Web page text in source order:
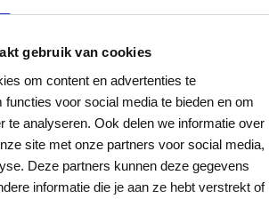
gebruik van cookies
om content en advertenties te
functies voor social media te bieden en om
te analyseren. Ook delen we informatie over
site met onze partners voor social media,
Deze partners kunnen deze gegevens
informatie die je aan ze hebt verstrekt of